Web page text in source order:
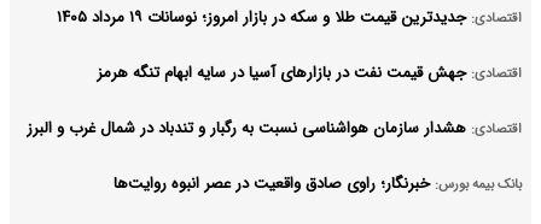
اقتصادی: جدیدترین قیمت طلا و سکه در بازار امروز؛ نوسانات ۱۹ مرداد ۱۴۰۵
اقتصادی: جهش قیمت نفت در بازارهای آسیا در سایه ابهام تنگه هرمز
اقتصادی: هشدار سازمان هواشناسی نسبت به رگبار و تندباد در شمال غرب و البرز
بانک بیمه بورس: خبرنگار؛ راوی صادق واقعیت در عصر انبوه روایت‌ها